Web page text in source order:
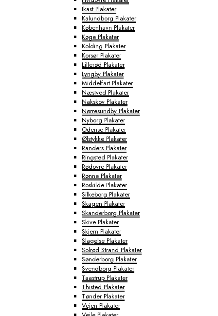
Ikast Plakater
Kalundborg Plakater
København Plakater
Køge Plakater
Kolding Plakater
Korsør Plakater
Lillerød Plakater
Lyngby Plakater
Middelfart Plakater
Næstved Plakater
Nakskov Plakater
Nørresundby Plakater
Nyborg Plakater
Odense Plakater
Ølstykke Plakater
Randers Plakater
Ringsted Plakater
Rødovre Plakater
Rønne Plakater
Roskilde Plakater
Silkeborg Plakater
Skagen Plakater
Skanderborg Plakater
Skive Plakater
Skjern Plakater
Slagelse Plakater
Solrød Strand Plakater
Sønderborg Plakater
Svendborg Plakater
Taastrup Plakater
Thisted Plakater
Tønder Plakater
Vejen Plakater